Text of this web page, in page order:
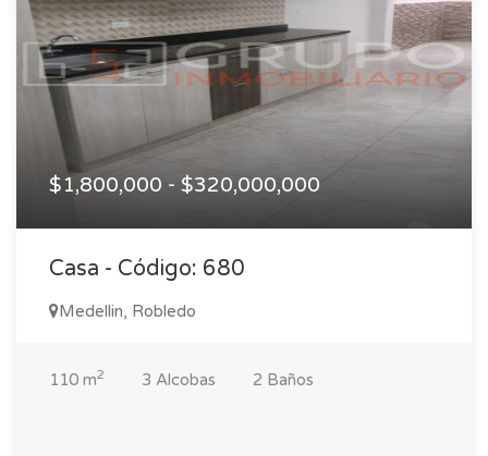
$1,800,000 - $320,000,000
Casa - Código: 680
Medellin, Robledo
110 m2 3 Alcobas 2 Baños